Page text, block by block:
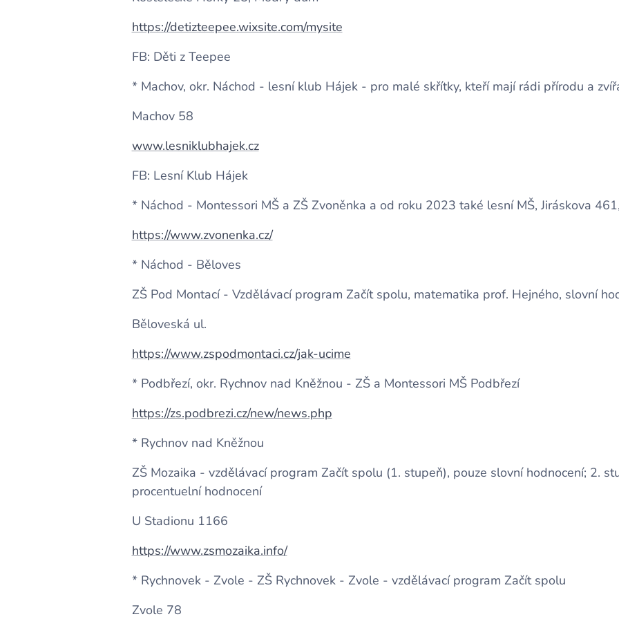
https://detizteepee.wixsite.com/mysite
FB: Děti z Teepee
* Machov, okr. Náchod - lesní klub Hájek - pro malé skřítky, kteří mají rádi přírodu a
Machov 58
www.lesniklubhajek.cz
FB: Lesní Klub Hájek
* Náchod - Montessori MŠ a ZŠ Zvoněnka a od roku 2023 také lesní MŠ, Jiráskova 461,
https://www.zvonenka.cz/
* Náchod - Běloves
ZŠ Pod Montací - Vzdělávací program Začít spolu, matematika prof. Hejného, slovní
Běloveská ul.
https://www.zspodmontaci.cz/jak-ucime
* Podbřezí, okr. Rychnov nad Kněžnou - ZŠ a Montessori MŠ Podbřezí
https://zs.podbrezi.cz/new/news.php
* Rychnov nad Kněžnou
ZŠ Mozaika - vzdělávací program Začít spolu (1. stupeň), pouze slovní hodnocení; 2.
procentuelní hodnocení
U Stadionu 1166
https://www.zsmozaika.info/
* Rychnovek - Zvole - ZŠ Rychnovek - Zvole - vzdělávací program Začít spolu
Zvole 78